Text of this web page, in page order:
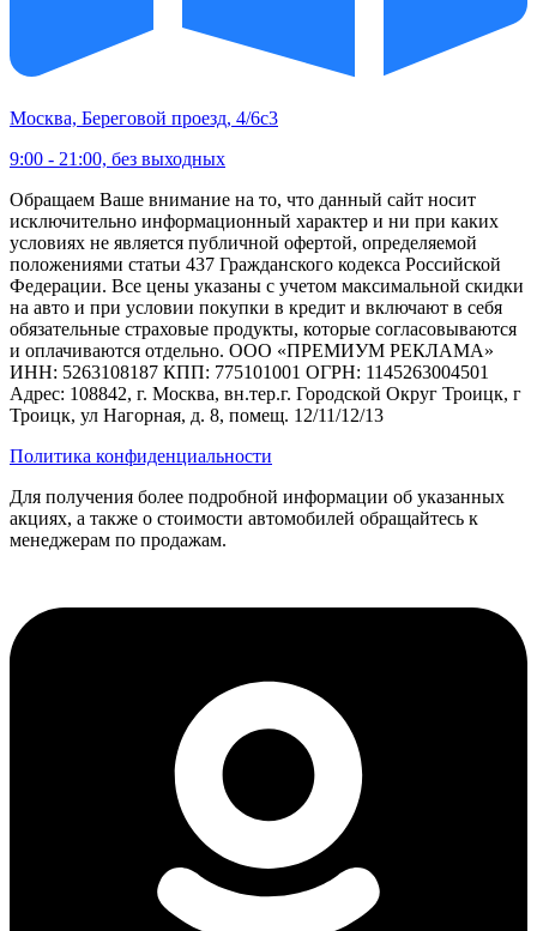
Москва, Береговой проезд, 4/6с3
9:00 - 21:00, без выходных
Обращаем Ваше внимание на то, что данный сайт носит
исключительно информационный характер и ни при каких
условиях не является публичной офертой, определяемой
положениями статьи 437 Гражданского кодекса Российской
Федерации. Все цены указаны с учетом максимальной скидки
на авто и при условии покупки в кредит и включают в себя
обязательные страховые продукты, которые согласовываются
и оплачиваются отдельно. ООО «ПРЕМИУМ РЕКЛАМА»
ИНН: 5263108187 КПП: 775101001 ОГРН: 1145263004501
Адрес: 108842, г. Москва, вн.тер.г. Городской Округ Троицк, г
Троицк, ул Нагорная, д. 8, помещ. 12/11/12/13
Политика конфиденциальности
Для получения более подробной информации об указанных
акциях, а также о стоимости автомобилей обращайтесь к
менеджерам по продажам.